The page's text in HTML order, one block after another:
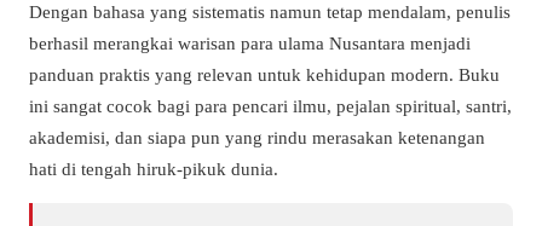
Dengan bahasa yang sistematis namun tetap mendalam, penulis
berhasil merangkai warisan para ulama Nusantara menjadi
panduan praktis yang relevan untuk kehidupan modern. Buku
ini sangat cocok bagi para pencari ilmu, pejalan spiritual, santri,
akademisi, dan siapa pun yang rindu merasakan ketenangan
hati di tengah hiruk-pikuk dunia.